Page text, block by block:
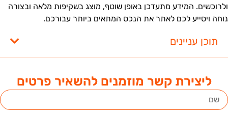
ליצירת קשר מוזמנים להשאיר פרטים
המידע מתעדכן באופן שוטף, מוצג בשקיפות מלאה ובצורה
ויסייע לכם לאתר את הנכס המתאים ביותר עבורכם.
תוכן עניינים